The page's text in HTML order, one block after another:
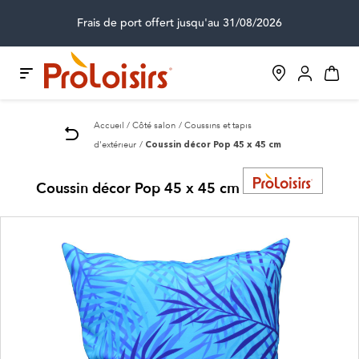
Frais de port offert jusqu'au 31/08/2026
Accueil Côté salon
Coussins et tapis
d'extérieur
Coussin décor Pop 45 x 45 cm
Coussin décor Pop 45 x 45 cm